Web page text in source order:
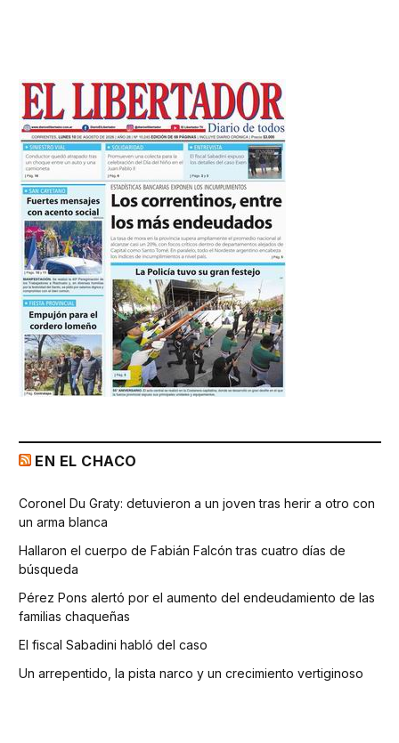
EN EL CHACO
Coronel Du Graty: detuvieron a un joven tras herir a otro con
un arma blanca
Hallaron el cuerpo de Fabián Falcón tras cuatro días de
búsqueda
Pérez Pons alertó por el aumento del endeudamiento de las
familias chaqueñas
El fiscal Sabadini habló del caso
Un arrepentido, la pista narco y un crecimiento vertiginoso